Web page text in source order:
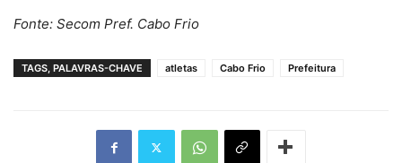
Fonte: Secom Pref. Cabo Frio
TAGS, PALAVRAS-CHAVE atletas Cabo Frio Prefeitura